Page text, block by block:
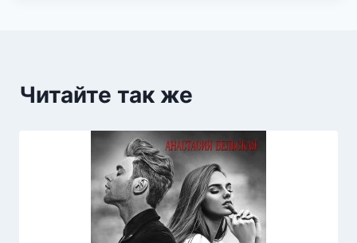
Читайте так же